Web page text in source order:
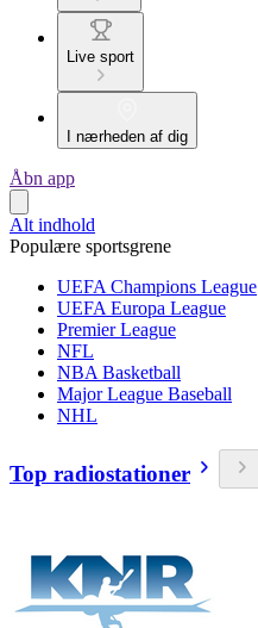
Live sport
I nærheden af dig
Åbn app
Alt indhold
Populære sportsgrene
UEFA Champions League
UEFA Europa League
Premier League
NFL
NBA Basketball
Major League Baseball
NHL
Top radiostationer